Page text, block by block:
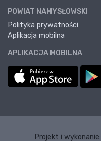
POWIAT NAMYSŁOWSKI
Polityka prywatności
Aplikacja mobilna
APLIKACJA MOBILNA
Projekt i wykonanie: